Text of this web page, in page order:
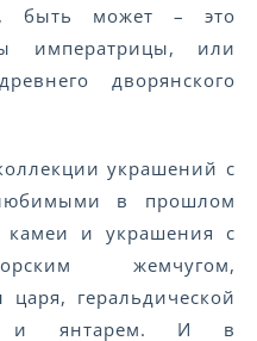
быть может – это
императрицы, или
дворянского
украшений с
в прошлом
камеи и украшения с
жемчугом,
геральдической
и янтарем. И в